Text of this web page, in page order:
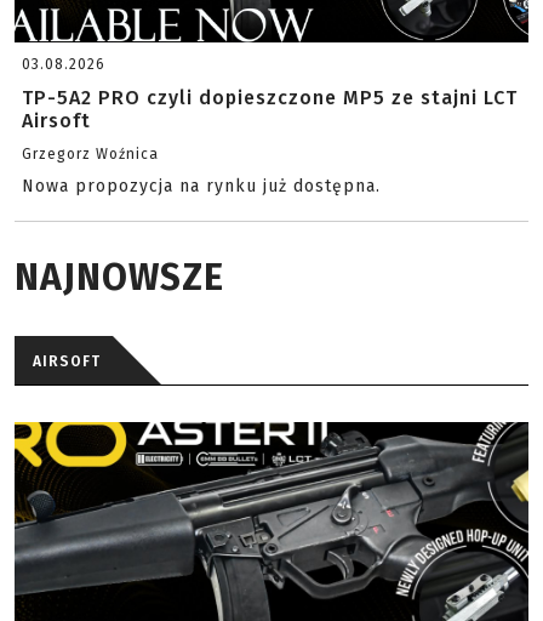
03.08.2026
TP-5A2 PRO czyli dopieszczone MP5 ze stajni LCT
Airsoft
Grzegorz Woźnica
Nowa propozycja na rynku już dostępna.
NAJNOWSZE
AIRSOFT